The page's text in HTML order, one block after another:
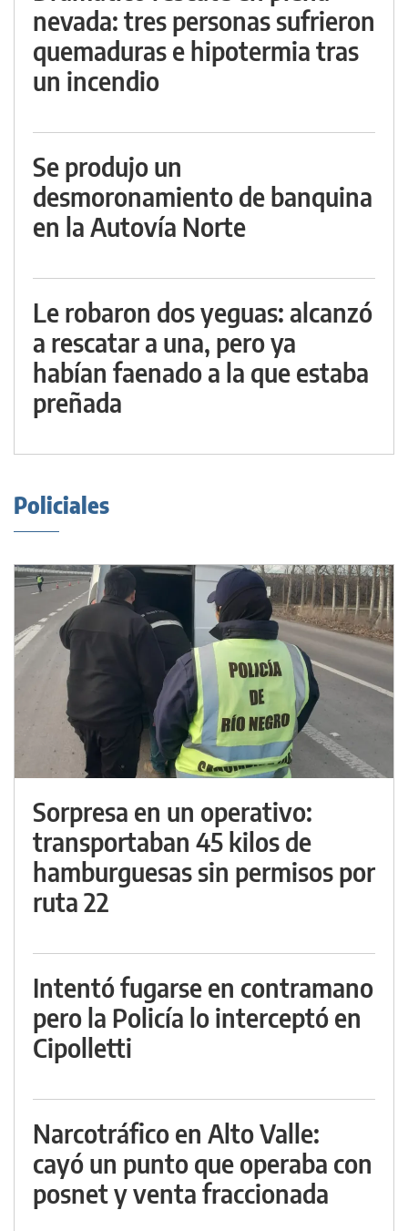
nevada: tres personas sufrieron
quemaduras e hipotermia tras
un incendio
Se produjo un
desmoronamiento de banquina
en la Autovía Norte
Le robaron dos yeguas: alcanzó
a rescatar a una, pero ya
habían faenado a la que estaba
preñada
Policiales
Sorpresa en un operativo:
transportaban 45 kilos de
hamburguesas sin permisos por
ruta 22
Intentó fugarse en contramano
pero la Policía lo interceptó en
Cipolletti
Narcotráfico en Alto Valle:
cayó un punto que operaba con
posnet y venta fraccionada